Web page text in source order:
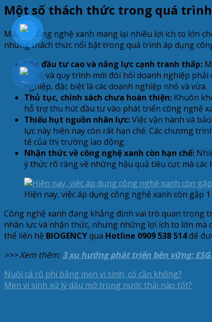
Một số thách thức trong quá
Mặc dù công nghệ xanh mang lại nhiều lợi ích to lớn
những thách thức nổi bật trong quá trình áp dụng
Vốn đầu tư cao và năng lực cạnh tranh thấp:
nghệ và quy trình mới đòi hỏi doanh nghiệp
nghiệp, đặc biệt là các doanh nghiệp nhỏ và vừa.
Thủ tục, chính sách chưa hoàn thiện: Khuôn
hỗ trợ thu hút đầu tư vào phát triển công nghệ
Thiếu hụt nguồn nhân lực:Việc vận hành và
lực này hiện nay còn rất hạn chế. Các chương
tế của thị trường lao động.
Nhận thức về công nghệ xanh còn hạn chế:
ý thức rõ ràng về những hậu quả tiêu cực mà
Hiện nay, việc áp dụng công nghệ xanh còn gặp
Công nghệ xanh đang khẳng định vai trò quan trọng
nhân lực và nhận thức, nhưng những lợi ích to lớn mà
thể liên hệ BIOGENCYqua Hotline 0909 538 514để
>>> Xem thêm:3 xu hướng phát triển bền vững: ESG,
Nuôi cá rô phi bằng men vi sinh, có cần không?
Men vi sinh xử lý dầu mỡ trong nước thải nào tốt?